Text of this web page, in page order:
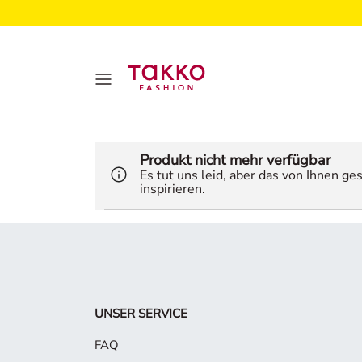
Produkt nicht mehr verfügbar
Es tut uns leid, aber das von Ihnen
inspirieren.
UNSER SERVICE
FAQ